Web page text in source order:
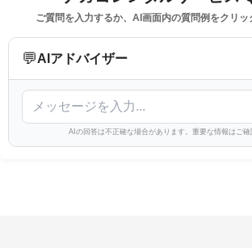
ご質問を入力するか、AI画面内の質問例をクリッ
💬AIアドバイザー
AIの回答は不正確な場合があります。重要な情報はご確